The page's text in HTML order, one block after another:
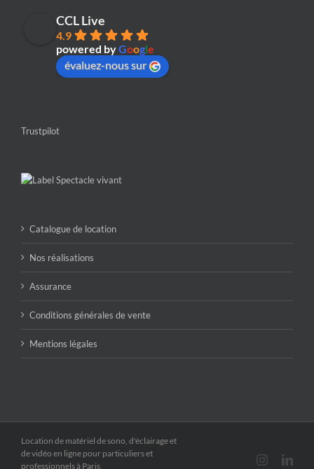
CCL Live
4.9
powered byGoogle
évaluez-nous sur
Trustpilot
Catalogue de location
Nos réalisations
Assurance
Conditions générales de vente
Mentions légales
Location de matériel de sono, d'éclairage et
de vidéo en ligne pour particuliers et
professionnels à Paris
Instagram